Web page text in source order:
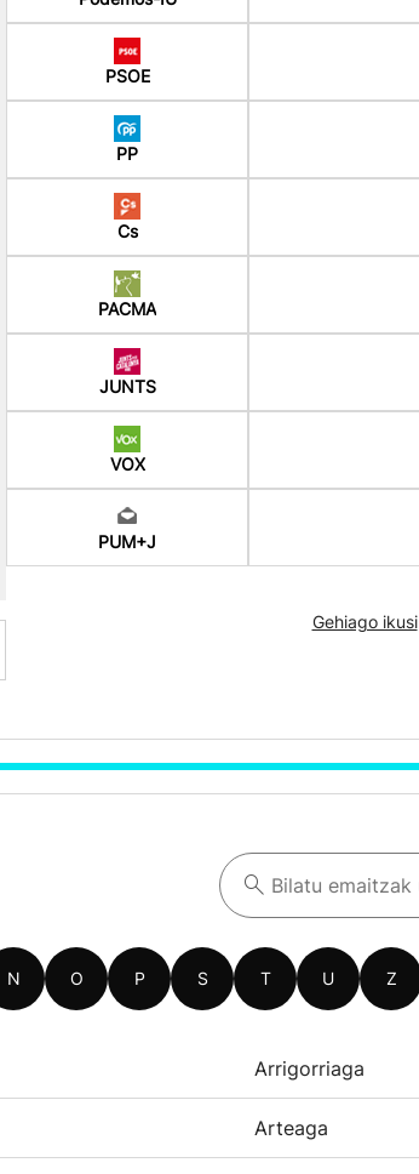
PSOE
PP
Cs
PACMA
JUNTS
VOX
PUM+J
Gehiago ikusi
N O P S T U Z
Arrigorriaga
Arteaga